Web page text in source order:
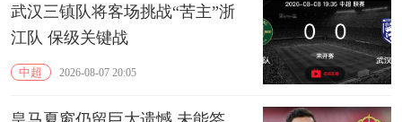
武汉三镇队将客场挑战“苦主”浙
江队 保级关键战
中超 2026-08-07 20:05